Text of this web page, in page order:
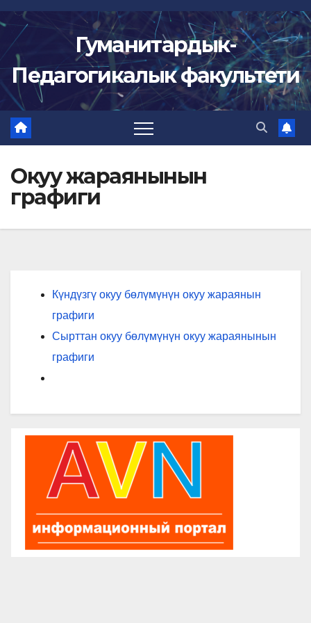
Skip
to
content
Гуманитардык-
Педагогикалык факультети
Окуу жараянынын
графиги
Күндүзгү окуу бөлүмүнүн окуу жараянын
графиги
Сырттан окуу бөлүмүнүн окуу жараянынын
графиги